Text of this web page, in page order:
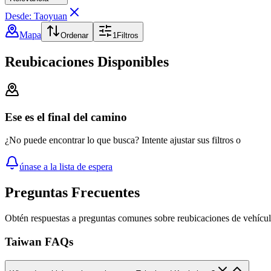
Desde: Taoyuan
Mapa
Ordenar 1Filtros
Reubicaciones Disponibles
Ese es el final del camino
¿No puede encontrar lo que busca? Intente ajustar sus filtros o
únase a la lista de espera
Preguntas Frecuentes
Obtén respuestas a preguntas comunes sobre reubicaciones de
Taiwan FAQs